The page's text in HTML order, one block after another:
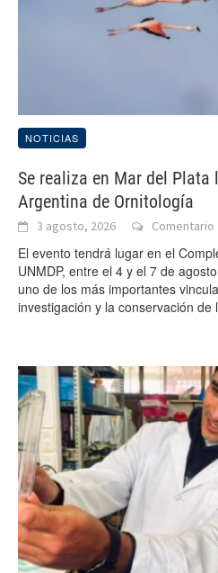
NOTICIAS
Se realiza en Mar del Plata
Argentina de Ornitología
3 agosto, 2026 Comentario
El evento tendrá lugar en el
UNMDP, entre el 4 y el 7 de
uno de los más importantes
investigación y la conservación de